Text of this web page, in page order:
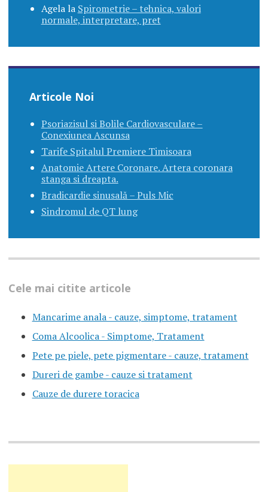
Agelala Spirometrie – tehnica, valori
normale, interpretare, pret
Articole Noi
Psoriazisul si Bolile Cardiovasculare –
Conexiunea Ascunsa
Tarife Spitalul Premiere Timisoara
Anatomie Artere Coronare. Artera coronara
stanga si dreapta.
Bradicardie sinusală – Puls Mic
Sindromul de QT lung
Cele mai citite articole
Mancarime anala - cauze, simptome, tratament
Coma Alcoolica - Simptome, Tratament
Pete pe piele, pete pigmentare - cauze, tratament
Dureri de gambe - cauze si tratament
Cauze de durere toracica